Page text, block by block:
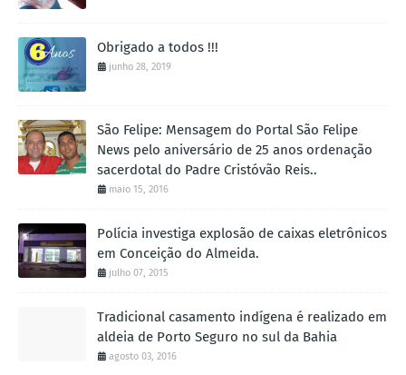
Obrigado a todos !!!
junho 28, 2019
São Felipe: Mensagem do Portal São Felipe
News pelo aniversário de 25 anos ordenação
sacerdotal do Padre Cristóvão Reis..
maio 15, 2016
Polícia investiga explosão de caixas eletrônicos
em Conceição do Almeida.
julho 07, 2015
Tradicional casamento indígena é realizado em
aldeia de Porto Seguro no sul da Bahia
agosto 03, 2016